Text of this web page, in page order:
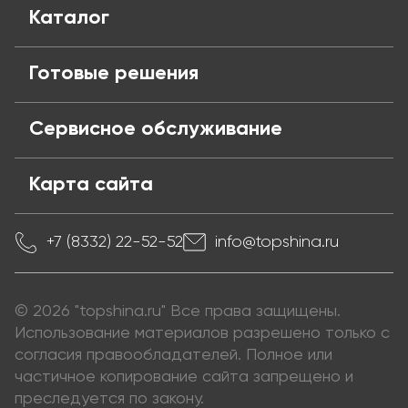
Каталог
Готовые решения
Сервисное обслуживание
Карта сайта
+7 (8332) 22-52-52 info@topshina.ru
© 2026 "topshina.ru" Все права защищены.
Использование материалов разрешено только с
согласия правообладателей. Полное или
частичное копирование сайта запрещено и
преследуется по закону.